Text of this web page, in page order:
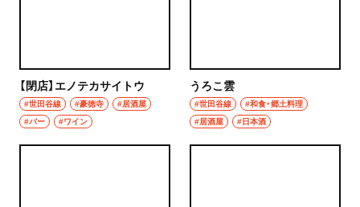
船橋
津田沼
定食
寿司
【閉店】エノテカサイトウ
#世田谷線 #豪徳寺
#居酒屋
#バー
#ワイン
うろこ雲
#世田谷線
#和食・郷土料理
#居酒屋
#日本酒